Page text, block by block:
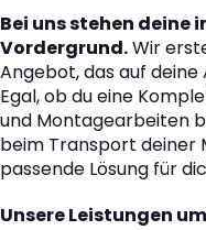
Bei uns stehen deine
Vordergrund.Wir
Angebot, das auf
Egal, ob du eine
und Montagearbeiten
beim Transport deiner
passende Lösung für
Unsere Leistungen